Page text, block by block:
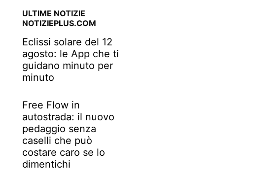
ULTIME NOTIZIE
NOTIZIEPLUS.COM
Eclissi solare del 12
agosto: le App che ti
guidano minuto per
minuto
Free Flow in
autostrada: il nuovo
pedaggio senza
caselli che può
costare caro se lo
dimentichi